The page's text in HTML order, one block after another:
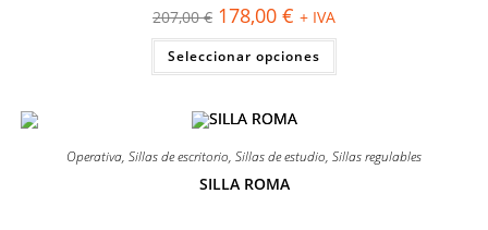
207,00€ El
precio
original
era:
207,00 €.
178,00 € El
precio
actual
es:
178,00 €.
+ IVA
Seleccionar opciones
Este
tiene
se
pueden
Operativa, Sillas de escritorio, Sillas de estudio, Sillas regulables
SILLA ROMA